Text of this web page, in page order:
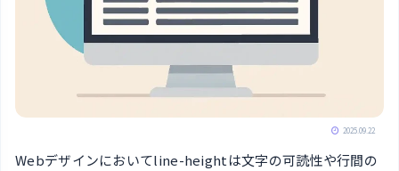
2025.09.22
Webデザインにおいてline-heightは文字の可読性や行間の